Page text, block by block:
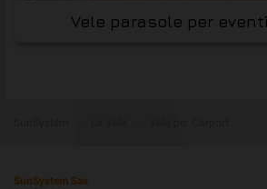
Vele parasole per
SunSystem Sas